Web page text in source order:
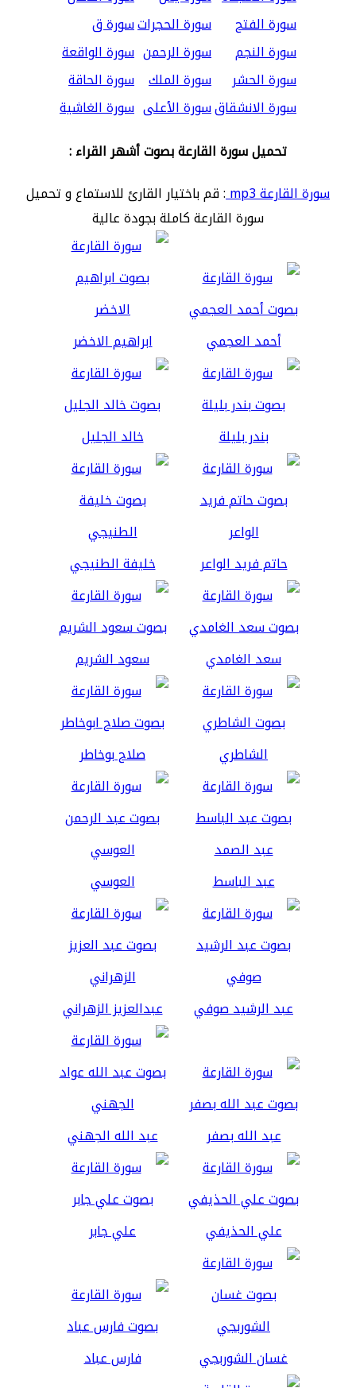
سورة الفتح
سورة الحجراتسورة ق
سورة النجم
سورة الرحمن سورة الواقعة
سورة الحشر
سورة الملك سورة الحاقة
سورة الانشقاقسورة الأعلى سورة الغاشية
تحميل سورة القارعة بصوت أشهر القراء :
سورة القارعة mp3
: قم باختيار القارئ للاستماع و تحميل
سورة القارعة كاملة بجودة عالية
أحمد العجمي ابراهيم الاخضر
بندر بليلة خالد الجليل
حاتم فريد الواعر خليفة الطنيجي
سعد الغامدي سعود الشريم
الشاطري صلاح بوخاطر
عبد الباسط العوسي
عبد الرشيد صوفي عبدالعزيز الزهراني
عبد الله بصفر عبد الله الجهني
علي الحذيفي علي جابر
غسان الشوربجي فارس عباد